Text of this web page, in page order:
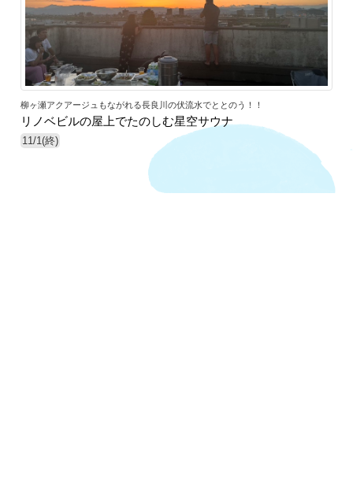
柳ヶ瀬アクアージュもながれる長良川の伏流水でととのう！！
リノベビルの屋上でたのしむ星空サウナ
11/1(終)